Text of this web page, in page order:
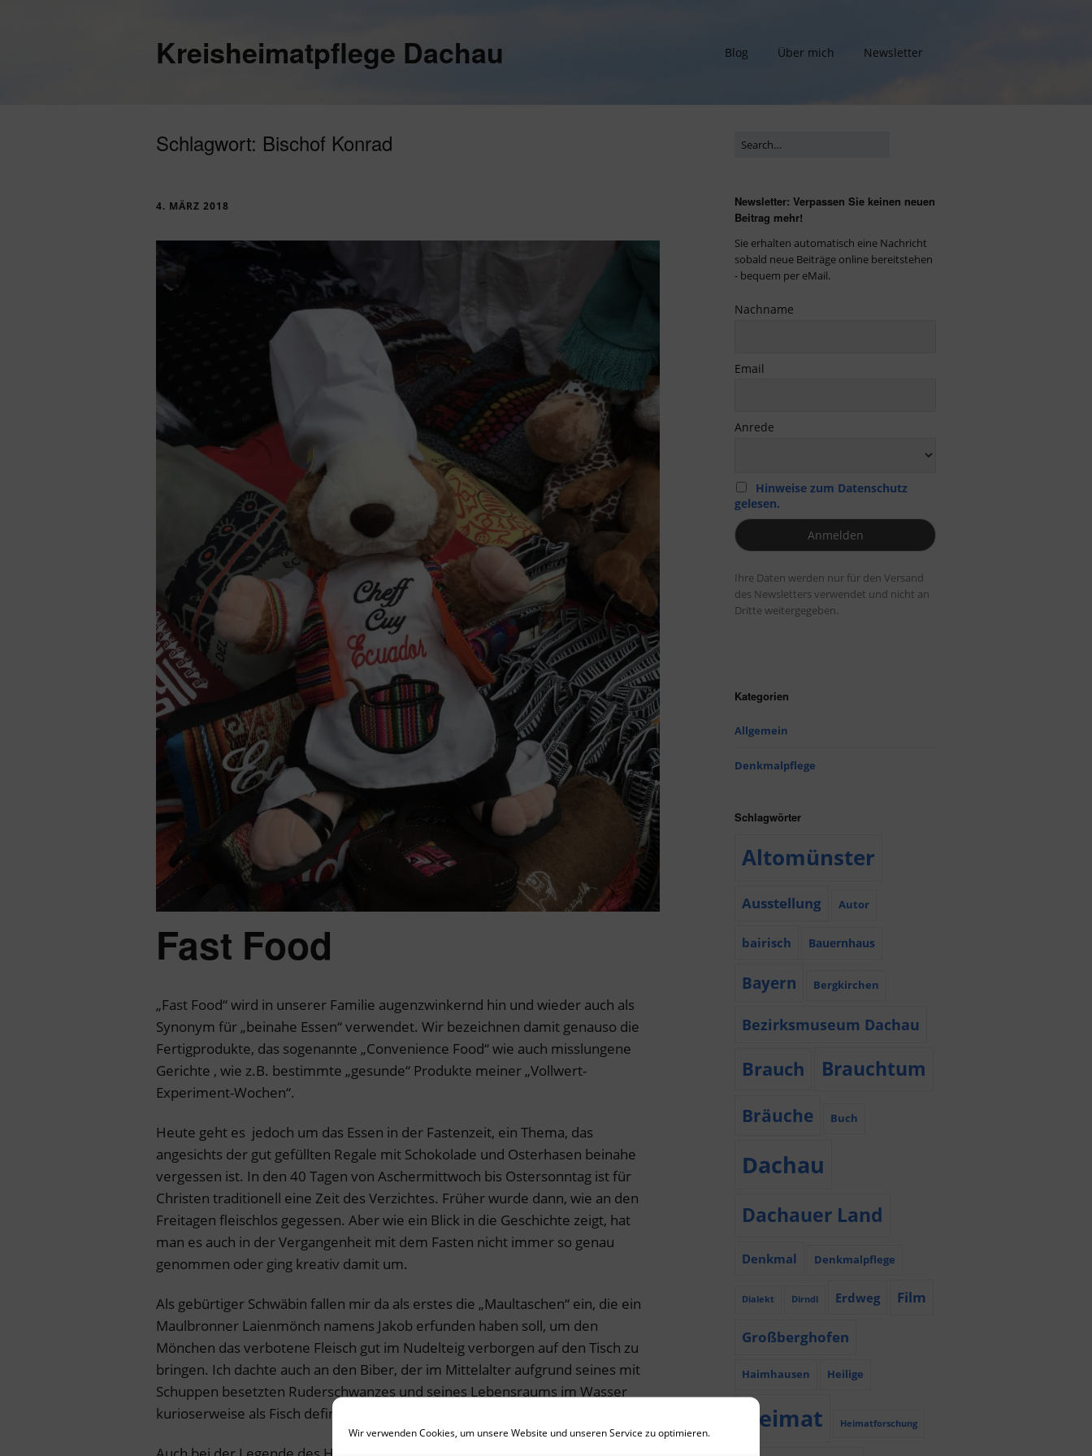
Wir verwenden Cookies, um unsere Website und unseren Service zu optimieren.
Kreisheimatpflege Dachau Blog Über mich Newsletter
Schlagwort: Bischof Konrad
4. MÄRZ 2018
Fast Food
„Fast Food“ wird in unserer Familie augenzwinkernd hin und wieder auch als
Synonym für „beinahe Essen“ verwendet. Wir bezeichnen damit genauso die
Fertigprodukte, das sogenannte „Convenience Food“ wie auch misslungene
Gerichte , wie z.B. bestimmte „gesunde“ Produkte meiner „Vollwert-
Experiment-Wochen“.
Heute geht es jedoch um das Essen in der Fastenzeit, ein Thema, das
angesichts der gut gefüllten Regale mit Schokolade und Osterhasen beinahe
vergessen ist. In den 40 Tagen von Aschermittwoch bis Ostersonntag ist für
Christen traditionell eine Zeit des Verzichtes. Früher wurde dann, wie an den
Freitagen fleischlos gegessen. Aber wie ein Blick in die Geschichte zeigt, hat
man es auch in der Vergangenheit mit dem Fasten nicht immer so genau
genommen oder ging kreativ damit um.
Als gebürtiger Schwäbin fallen mir da als erstes die „Maultaschen“ ein, die ein
Maulbronner Laienmönch namens Jakob erfunden haben soll, um den
Mönchen das verbotene Fleisch gut im Nudelteig verborgen auf den Tisch zu
bringen. Ich dachte auch an den Biber, der im Mittelalter aufgrund seines mit
Schuppen besetzten Ruderschwanzes und seines Lebensraums im Wasser
kurioserweise als Fisch definiert wurde – also gegessen werden konnte.
Newsletter: Verpassen Sie keinen neuen
Beitrag mehr!
Sie erhalten automatisch eine Nachricht
sobald neue Beiträge online bereitstehen
- bequem per eMail.
Nachname
Email
Anrede
Hinweise zum Datenschutz
gelesen.
Ihre Daten werden nur für den Versand
des Newsletters verwendet und nicht an
Dritte weitergegeben.
Kategorien
Allgemein
Denkmalpflege
Schlagwörter
Altomünster
Ausstellung Autor
bairisch Bauernhaus
Bayern Bergkirchen
Bezirksmuseum Dachau
Brauch Brauchtum
Bräuche Buch
Dachau
Dachauer Land
Denkmal Denkmalpflege
Dialekt Dirndl Erdweg Film
Großberghofen
Haimhausen Heilige
Heimat Heimatforschung